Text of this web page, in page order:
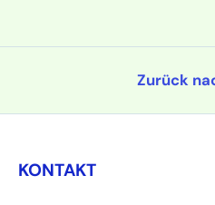
Zurück
KONTAKT